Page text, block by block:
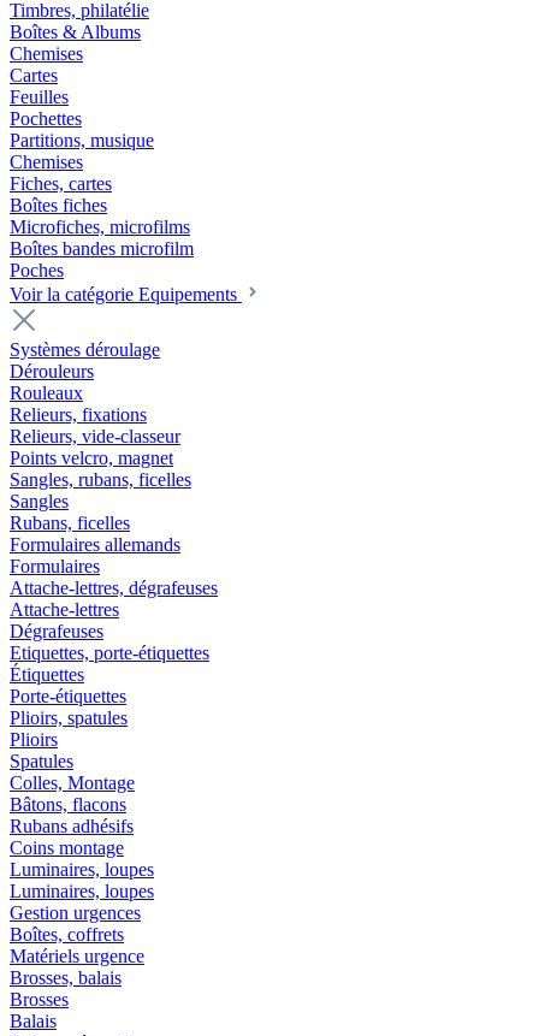
Timbres, philatélie
Boîtes & Albums
Chemises
Cartes
Feuilles
Pochettes
Partitions, musique
Chemises
Fiches, cartes
Boîtes fiches
Microfiches, microfilms
Boîtes bandes microfilm
Poches
Voir la catégorie Equipements
Systèmes déroulage
Dérouleurs
Rouleaux
Relieurs, fixations
Relieurs, vide-classeur
Points velcro, magnet
Sangles, rubans, ficelles
Sangles
Rubans, ficelles
Formulaires allemands
Formulaires
Attache-lettres, dégrafeuses
Attache-lettres
Dégrafeuses
Etiquettes, porte-étiquettes
Étiquettes
Porte-étiquettes
Plioirs, spatules
Plioirs
Spatules
Colles, Montage
Bâtons, flacons
Rubans adhésifs
Coins montage
Luminaires, loupes
Luminaires, loupes
Gestion urgences
Boîtes, coffrets
Matériels urgence
Brosses, balais
Brosses
Balais